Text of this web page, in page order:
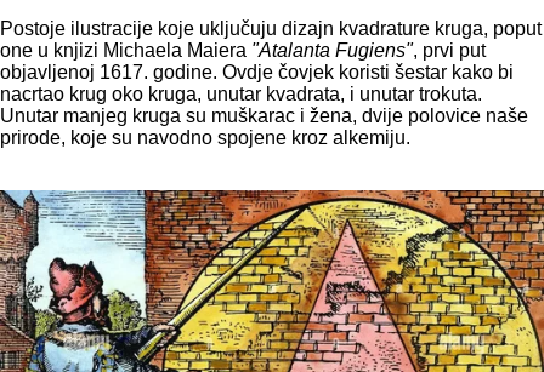
Postoje ilustracije koje uključuju dizajn kvadrature kruga, poput
one u knjizi Michaela Maiera "Atalanta Fugiens", prvi put
objavljenoj 1617. godine. Ovdje čovjek koristi šestar kako bi
nacrtao krug oko kruga, unutar kvadrata, i unutar trokuta.
Unutar manjeg kruga su muškarac i žena, dvije polovice naše
prirode, koje su navodno spojene kroz alkemiju.